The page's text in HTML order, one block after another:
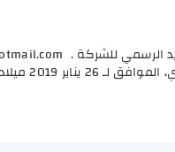
الرسمي للشركة .